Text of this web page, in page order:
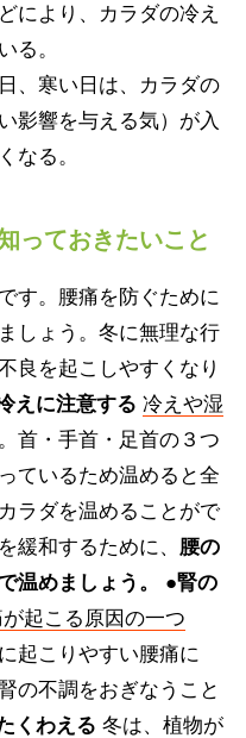
により、カラダの冷え
る。
、寒い日は、カラダの
影響を与える気）が入
なる。
っておきたいこと
です。腰痛を防ぐために
しょう。冬に無理な行
良を起こしやすくなり
えに注意する 冷えや湿
首・手首・足首の３つ
ているため温めると全
ラダを温めることがで
緩和するために、 腰の
温めましょう。
●腎の
起こる原因の一つ
起こりやすい腰痛に
の不調をおぎなうこと
くわえる 冬は、植物が